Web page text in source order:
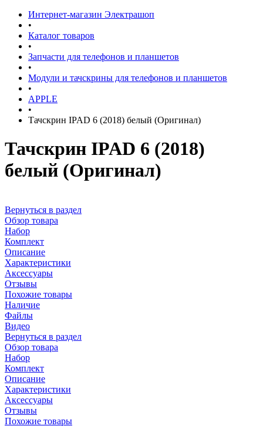
Интернет-магазин Электрашоп
•
Каталог товаров
•
Запчасти для телефонов и планшетов
•
Модули и тачскрины для телефонов и планшетов
•
APPLE
•
Тачскрин IPAD 6 (2018) белый (Оригинал)
Тачскрин IPAD 6 (2018)
белый (Оригинал)
Вернуться в раздел
Обзор товара
Набор
Комплект
Описание
Характеристики
Аксессуары
Отзывы
Похожие товары
Наличие
Файлы
Видео
Вернуться в раздел
Обзор товара
Набор
Комплект
Описание
Характеристики
Аксессуары
Отзывы
Похожие товары